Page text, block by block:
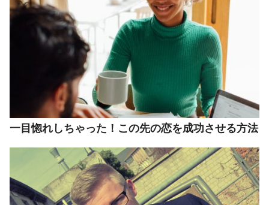
一目惚れしちゃった！この先の恋を成功させる方法